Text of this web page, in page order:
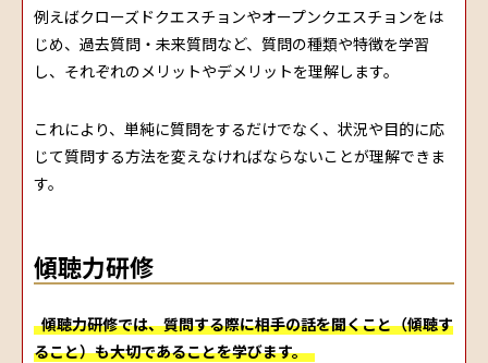
例えばクローズドクエスチョンやオープンクエスチョンをは
じめ、過去質問・未来質問など、質問の種類や特徴を学習
し、それぞれのメリットやデメリットを理解します。
これにより、単純に質問をするだけでなく、状況や目的に応
じて質問する方法を変えなければならないことが理解できま
す。
傾聴力研修
傾聴力研修では、質問する際に相手の話を聞くこと（傾聴す
ること）も大切であることを学びます。